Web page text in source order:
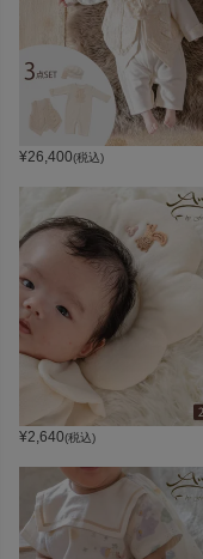
¥26,400(税込)
¥2,640(税込)